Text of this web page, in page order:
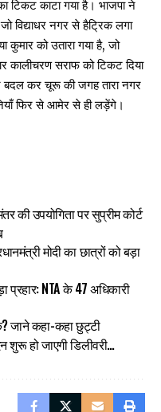
टिकट काटा गया है। भाजपा ने
विद्याधर नगर से हैट्रिक लगा
कुमार को उतारा गया है, जो
कालीचरण सराफ को टिकट दिया
बदल कर चूरू की जगह तारा नगर
फिर से आमेर से ही लड़ेंगे।
की उपयोगिता पर सुप्रीम कोर्ट
मोदी का छात्रों को बड़ा
प्रहार: NTA के 47 अधिकारी
जाने कहा-कहा छुट्टी
शुरू हो जाएगी डिलीवरी…